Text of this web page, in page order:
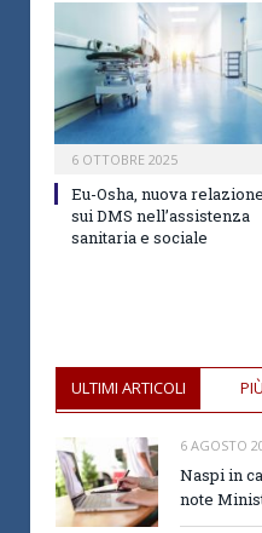
6 OTTOBRE 2025
Eu-Osha, nuova relazione
sui DMS nell’assistenza
sanitaria e sociale
ULTIMI ARTICOLI
6 AGOSTO
Naspi in
note